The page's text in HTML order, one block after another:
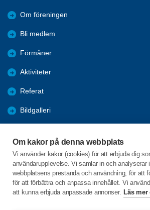
Om kakor på denna webbplats
Vi använder kakor (cookies) för att erbjuda dig
användarupplevelse. Vi samlar in och analyserar
webbplatsens prestanda och användning, för att
för att förbättra och anpassa innehållet. Vi
att kunna erbjuda anpassade annonser. Läs mer
Om föreningen
Bli medlem
Förmåner
Aktiviteter
Referat
Bildgalleri
Engagera DIG i vår förening
C/o:Lennart Lööw